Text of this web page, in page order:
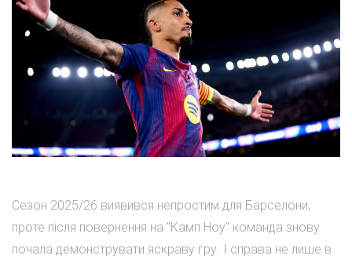
Сезон 2025/26 виявився непростим для Барселони,
проте після повернення на "Камп Ноу" команда знову
почала демонструвати яскраву гру. І справа не лише в